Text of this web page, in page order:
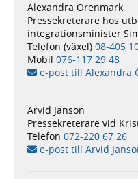
Alexandra Örenmark
Pressekreterare hos
integrationsminister
Telefon (växel) 08-405
Mobil 076-117 29 48
e-post till Alexandra
Arvid Janson
Pressekreterare vid
Telefon 072-220 67 26
e-post till Arvid